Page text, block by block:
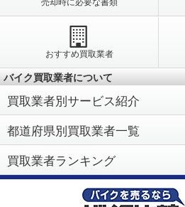
おすすめ買取業者
バイク買取業者について
買取業者別サービス紹介
都道府県別買取業者一覧
買取業者ランキング